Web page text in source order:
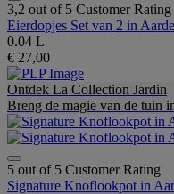
3,2 out of 5 Customer Rating
Eierdopjes Set van 2 in
0.04 L
€ 27,00
Ontdek La Collection Jardin
Breng de magie van de tuin
5 out of 5 Customer Rating
Signature Knoflookpot in